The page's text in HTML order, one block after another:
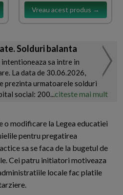
Vreau acest produs →
Solduri balanta
sa intre in
La data de 30.06.2026,
prezinta urmatoarele solduri
social: 200...citeste mai mult
o modificare la Legea educatiei
pentru pregatirea
sa se faca de la bugetul de
Cei patru initiatori motiveaza
locale fac platile